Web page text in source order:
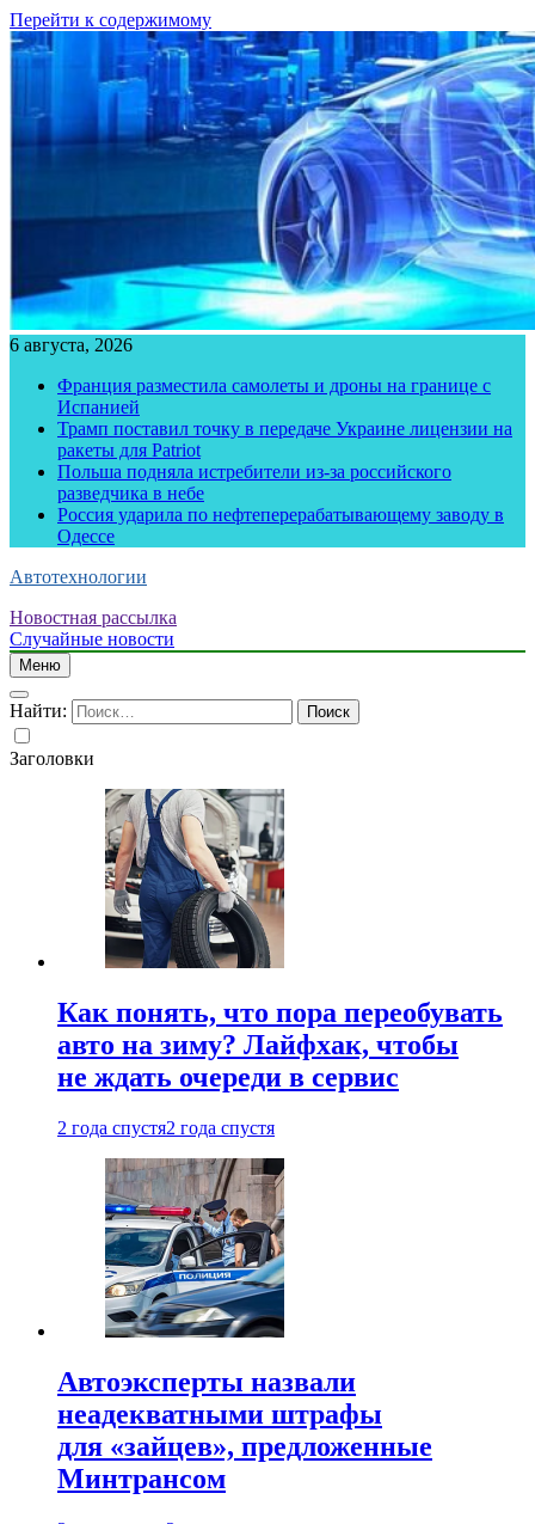
Перейти к содержимому
6 августа, 2026
Франция разместила самолеты и дроны на границе с
Испанией
Трамп поставил точку в передаче Украине лицензии на
ракеты для Patriot
Польша подняла истребители из-за российского
разведчика в небе
Россия ударила по нефтеперерабатывающему заводу в
Одессе
Автотехнологии
Новостная рассылка
Случайные новости
Меню
Найти:
Заголовки
Как понять, что пора переобувать
авто на зиму? Лайфхак, чтобы
не ждать очереди в сервис
2 года спустя2 года спустя
Автоэксперты назвали
неадекватными штрафы
для «зайцев», предложенные
Минтрансом